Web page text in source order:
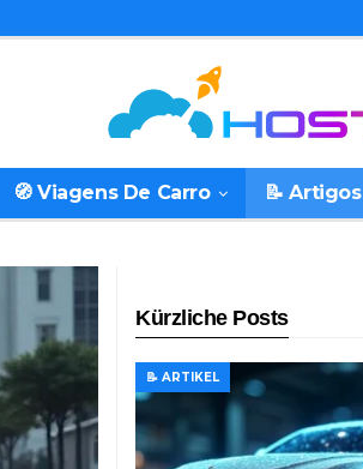
🧭 Viagens De Carro 📝 Artigos
Kürzliche Posts
📝 ARTIKEL